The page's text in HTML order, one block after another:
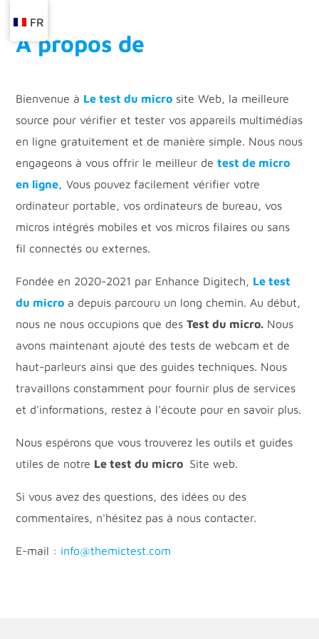
À propos de
Bienvenue à Le test du micro site Web, la meilleure
source pour vérifier et tester vos appareils multimédias
en ligne gratuitement et de manière simple. Nous nous
engageons à vous offrir le meilleur detest de micro
en ligne, Vous pouvez facilement vérifier votre
ordinateur portable, vos ordinateurs de bureau, vos
micros intégrés mobiles et vos micros filaires ou sans
fil connectés ou externes.
Fondée en 2020-2021 par Enhance Digitech, Le test
du micro a depuis parcouru un long chemin. Au début,
nous ne nous occupions que desTest du micro. Nous
avons maintenant ajouté des tests de webcam et de
haut-parleurs ainsi que des guides techniques. Nous
travaillons constamment pour fournir plus de services
et d'informations, restez à l'écoute pour en savoir plus.
Nous espérons que vous trouverez les outils et guides
utiles de notre Le test du micro Site web.
Si vous avez des questions, des idées ou des
commentaires, n'hésitez pas à nous contacter.
E-mail : info@themictest.com
FR